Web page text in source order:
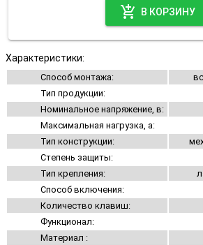
add_shopping_cart
В КОРЗИНУ
Характеристики:
Способ монтажа:
Тип продукции:
Номинальное напряжение, в:
Максимальная нагрузка, а:
Тип конструкции:
Степень защиты:
Тип крепления:
Способ включения:
Количество клавиш:
Функционал:
Материал :